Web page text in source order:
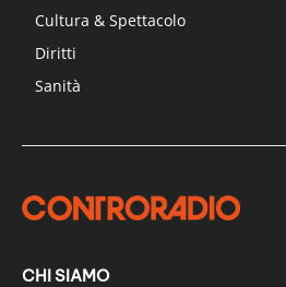
Cultura & Spettacolo
Diritti
Sanità
CHI SIAMO